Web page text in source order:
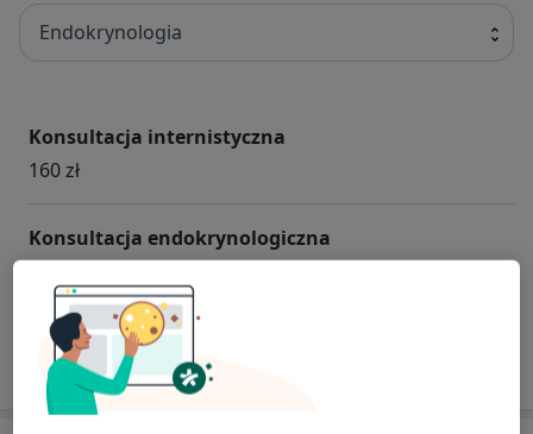
Endokrynologia
Konsultacja internistyczna
160 zł
Konsultacja endokrynologiczna
W jaki sposób ustalane są ceny?